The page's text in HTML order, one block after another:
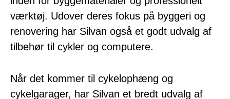
værktøj. Udover deres fokus på byggeri og
renovering har Silvan også et godt udvalg af
tilbehør til cykler og computere.
Når det kommer til cykelophæng og
cykelgarager, har Silvan et bredt udvalg af